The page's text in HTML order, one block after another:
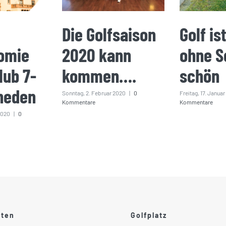
7-
| 0
Die Golfsaison
2020 kann
kommen….
Sonntag, 2. Februar 2020 | 0
Kommentare
Golf
ohne
schön
Freitag, 17.
Kommentare
Golfplatz